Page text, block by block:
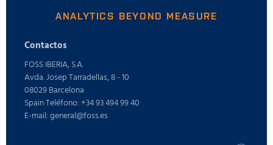
ANALYTICS BEYOND MEASURE
Contactos
FOSS IBERIA, S.A.
Avda. Josep Tarradellas, 8 - 10
08029 Barcelona
Spain Teléfono: +34 93 494 99 40
E-mail: general@foss.es